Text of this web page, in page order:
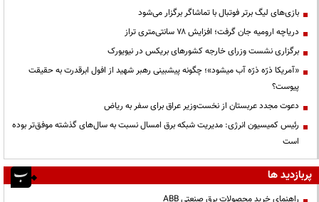
بازی‌های لیگ برتر فوتبال با تماشاگر برگزار می‌شود
دریاچه ارومیه جان گرفت؛ افزایش ۷۸ سانتی‌متری تراز
برگزاری نشست وزرای خارجه کشورهای بریکس در نیویورک
«آمریکا ذرّه ذرّه آب میشود»؛ چگونه پیشبینی رهبر شهید از افول ابرقدرت به حقیقت
پیوست؟
دعوت مجدد عربستان از نخست‌وزیر عراق برای سفر به ریاض
رئیس کمیسیون انرژی: مدیریت شبکه برق امسال نسبت به سال‌های گذشته موفق‌تر بوده
است
پربازدید ها
راهنمای خرید محصولات برق صنعتی ABB